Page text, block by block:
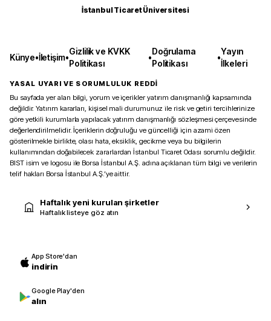
İstanbul Ticaret Üniversitesi
Künye•İletişim•
Gizlilik ve KVKK
Politikası
•
Doğrulama
Politikası
•
Yayın
İlkeleri
YASAL UYARI VE SORUMLULUK REDDİ
Bu sayfada yer alan bilgi, yorum ve içerikler yatırım danışmanlığı kapsamında
değildir. Yatırım kararları, kişisel mali durumunuz ile risk ve getiri tercihlerinize
göre yetkili kurumlarla yapılacak yatırım danışmanlığı sözleşmesi çerçevesinde
değerlendirilmelidir. İçeriklerin doğruluğu ve güncelliği için azami özen
gösterilmekle birlikte, olası hata, eksiklik, gecikme veya bu bilgilerin
kullanımından doğabilecek zararlardan İstanbul Ticaret Odası sorumlu değildir.
BIST isim ve logosu ile Borsa İstanbul A.Ş. adına açıklanan tüm bilgi ve verilerin
telif hakları Borsa İstanbul A.Ş.’ye aittir.
Haftalık yeni kurulan şirketler
Haftalık listeye göz atın
App Store'dan
indirin
Google Play'den
alın